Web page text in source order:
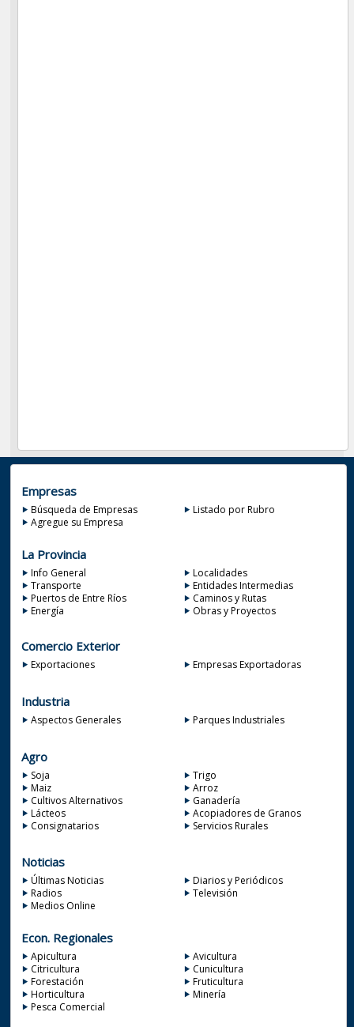
Empresas
Búsqueda de Empresas
Listado por Rubro
Agregue su Empresa
La Provincia
Info General
Localidades
Transporte
Entidades Intermedias
Puertos de Entre Ríos
Caminos y Rutas
Energía
Obras y Proyectos
Comercio Exterior
Exportaciones Empresas Exportadoras
Industria
Aspectos Generales Parques Industriales
Agro
Soja
Trigo
Maiz
Arroz
Cultivos Alternativos
Ganadería
Lácteos
Acopiadores de Granos
Consignatarios
Servicios Rurales
Noticias
Últimas Noticias
Diarios y Periódicos
Radios
Televisión
Medios Online
Econ. Regionales
Apicultura
Avicultura
Citricultura
Cunicultura
Forestación
Fruticultura
Horticultura
Minería
Pesca Comercial